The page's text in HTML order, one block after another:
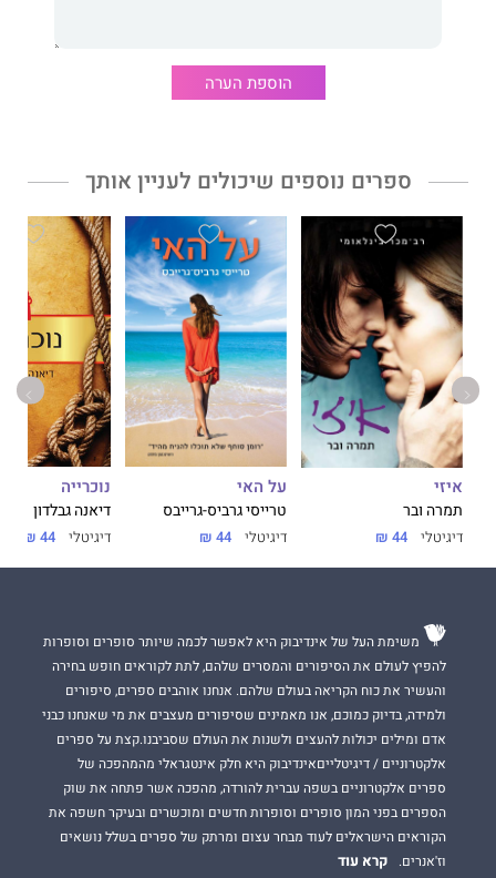
הוספת הערה
ספרים נוספים שיכולים לעניין אותך
איזי
תמרה ובר
דיגיטלי 44 ₪
על האי
טרייסי גרביס-גרייבס
דיגיטלי 44 ₪
נוכרייה
דיאנה גבלדון
דיגיטלי 44 ₪
משימת העל של אינדיבוק היא לאפשר לכמה שיותר סופרים וסופרות
להפיץ לעולם את הסיפורים והמסרים שלהם, לתת לקוראים חופש בחירה
והעשיר את כוח הקריאה בעולם שלהם. אנחנו אוהבים ספרים, סיפורים
ולמידה, בדיוק כמוכם, אנו מאמינים שסיפורים מעצבים את מי שאנחנו כבני
אדם ומילים יכולות להעצים ולשנות את העולם שסביבנו.קצת על ספרים
אלקטרוניים / דיגיטלייםאינדיבוק היא חלק אינטגראלי מהמהפכה של
ספרים אלקטרוניים בשפה עברית להורדה, מהפכה אשר פתחה את שוק
הספרים בפני המון סופרים וסופרות חדשים ומוכשרים ובעיקר חשפה את
הקוראים הישראלים לעוד מבחר עצום ומרתק של ספרים בשלל נושאים
וז'אנרים.
קרא עוד